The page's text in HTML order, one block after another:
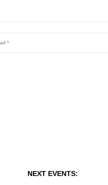
NEXT EVENTS: